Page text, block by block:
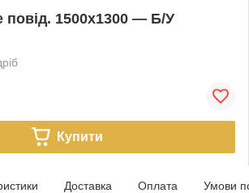
повід. 1500х1300 — Б/У
Купити
Доставка Оплата Умови